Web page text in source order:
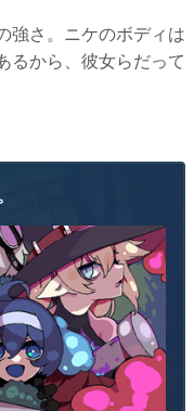
強さ。ニケのボディは
るから、彼女らだって